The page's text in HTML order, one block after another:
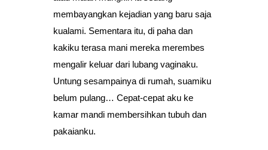
membayangkan kejadian yang baru saja
kualami. Sementara itu, di paha dan
kakiku terasa mani mereka merembes
mengalir keluar dari lubang vaginaku.
Untung sesampainya di rumah, suamiku
belum pulang… Cepat-cepat aku ke
kamar mandi membersihkan tubuh dan
pakaianku.